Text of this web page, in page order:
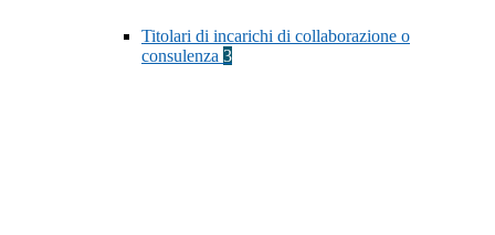
Titolari di incarichi di collaborazione o
consulenza 3